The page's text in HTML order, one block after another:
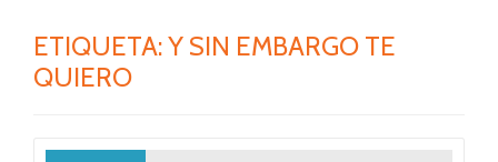
ETIQUETA:Y SIN EMBARGO TE
QUIERO